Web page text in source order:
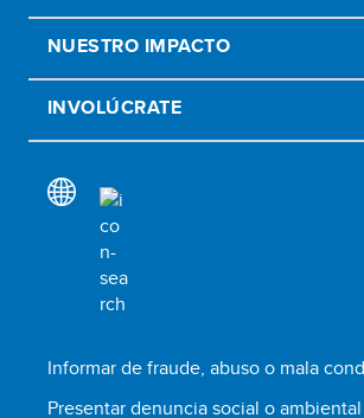
NUESTRO IMPACTO
INVOLÚCRATE
Informar de fraude, abuso o mala
Presentar denuncia social o ambiental